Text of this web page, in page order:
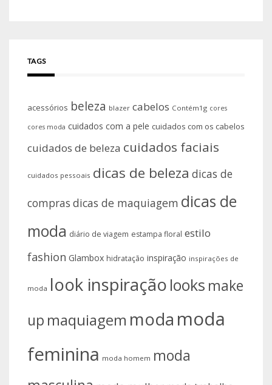
TAGS
acessórios beleza blazer cabelos Contém1g cores
cores moda cuidados com a pele cuidados com os cabelos
cuidados de beleza cuidados faciais
cuidados pessoais dicas de beleza dicas de
compras dicas de maquiagem dicas de
moda diário de viagem estampa floral estilo
fashion Glambox hidratação inspiração inspirações de
moda look inspiração looks make
up maquiagem moda moda
feminina moda homem moda